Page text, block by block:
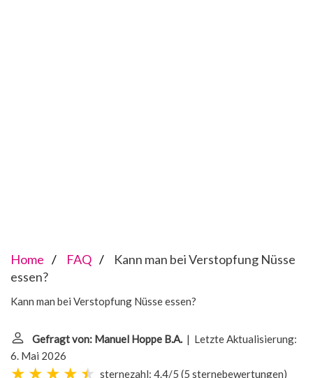
Home FAQ
Kann man bei Verstopfung Nüsse
essen?
Kann man bei Verstopfung Nüsse essen?
Gefragt von: Manuel Hoppe B.A. | Letzte Aktualisierung:
6. Mai 2026
sternezahl: 4.4/5 (5 sternebewertungen)